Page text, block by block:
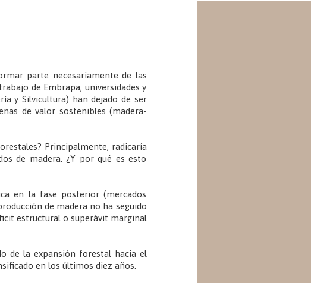
parte necesariamente de las
de Embrapa, universidades y
y Silvicultura) han dejado de ser
de valor sostenibles (madera-
Principalmente, radicaría
de madera. ¿Y por qué es esto
en la fase posterior (mercados
de madera no ha seguido
estructural o superávit marginal
de la expansión forestal hacia el
en los últimos diez años.